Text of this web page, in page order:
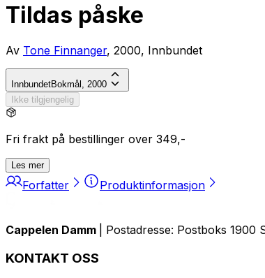
Tildas påske
Av Tone Finnanger, 2000, Innbundet
InnbundetBokmål, 2000
Ikke tilgjengelig
Fri frakt på bestillinger over 349,-
Les mer
Forfatter Produktinformasjon
Cappelen Damm | Postadresse: Postboks
KONTAKT OSS